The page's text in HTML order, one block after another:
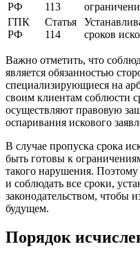
РФ
113
ГПК
РФ
Статья
114
сроков
Важно отметить, что
является обязанностью
специализирующиеся на
своим клиентам соблюсти
осуществляют правовую
оспаривания искового
В случае пропуска срока
быть готовы к
такого нарушения.
и соблюдать все сроки,
законодательством, чтобы
будущем.
Порядок